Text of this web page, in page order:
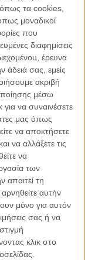
τα cookies,
μοναδικοί
που
διαφημίσεις
έρευνα
άδειά σας, εμείς
ακριβή
μέσω
να συναινέσετε
μας όπως
να αποκτήσετε
να αλλάξετε τις
να
των
απαιτεί τη
αυτήν
μόνο για αυτόν
σας ή να
κλικ στο
καταδίκη
παρέμβαση
Πανούση